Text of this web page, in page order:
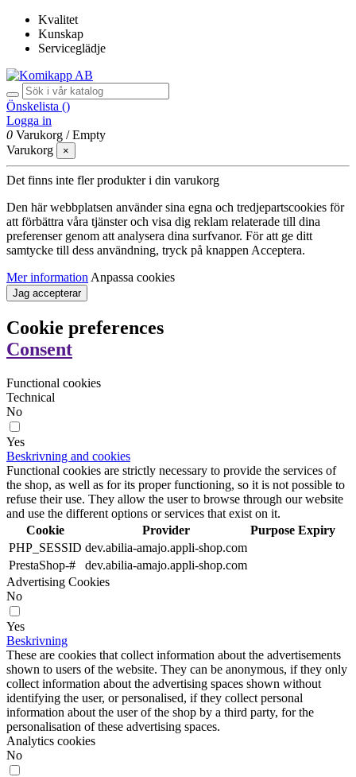
Kvalitet
Kunskap
Serviceglädje
Önskelista ()
Logga in
0 Varukorg /Empty
Varukorg
×
Det finns inte fler produkter i din varukorg
Den här webbplatsen använder sina egna och tredjepartscookies för
att förbättra våra tjänster och visa dig reklam relaterade till dina
preferenser genom att analysera dina surfvanor. För att ge ditt
samtycke till dess användning, tryck på knappen Acceptera.
Mer information Anpassa cookies
Jag accepterar
Cookie preferences
Consent
Functional cookies
Technical
No
Yes
Beskrivning and cookies
Functional cookies are strictly necessary to provide the services of
the shop, as well as for its proper functioning, so it is not possible to
refuse their use. They allow the user to browse through our website
and use the different options or services that exist on it.
Cookie
Provider Purpose Expiry
PHP_SESSID dev.abilia-amajo.appli-shop.com
PrestaShop-#
dev.abilia-amajo.appli-shop.com
Advertising Cookies
No
Yes
Beskrivning
These are cookies that collect information about the advertisements
shown to users of the website. They can be anonymous, if they only
collect information about the advertising spaces shown without
identifying the user, or personalised, if they collect personal
information about the user of the shop by a third party, for the
personalisation of these advertising spaces.
Analytics cookies
No